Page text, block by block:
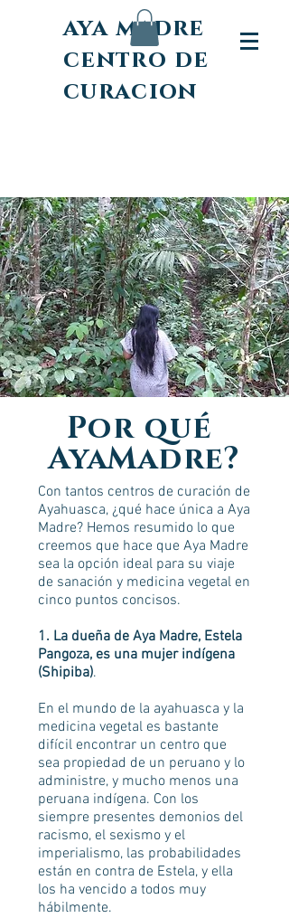
aya madre
centro de
curacion
Por qué
AyaMadre?
Con tantos centros de curación de
Ayahuasca, ¿qué hace única a Aya
Madre? Hemos resumido lo que
creemos que hace que Aya Madre
sea la opción ideal para su viaje
de sanación y medicina vegetal en
cinco puntos concisos.
1. La dueña de Aya Madre, Estela
Pangoza, es una mujer indígena
(Shipiba).
En el mundo de la ayahuasca y la
medicina vegetal es bastante
difícil encontrar un centro que
sea propiedad de un peruano y lo
administre, y mucho menos una
peruana indígena. Con los
siempre presentes demonios del
racismo, el sexismo y el
imperialismo, las probabilidades
están en contra de Estela, y ella
los ha vencido a todos muy
hábilmente.